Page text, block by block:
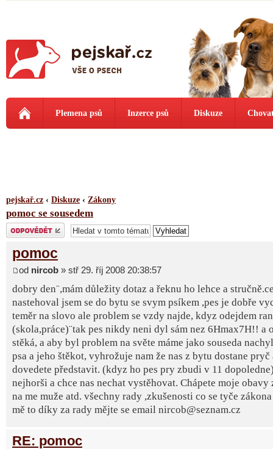
Plemena psů Inzerce psů Diskuze
pejskař.cz ‹ Diskuze ‹ Zákony
pomoc se sousedem
Odeslat odpověď
pomoc
od nircob » stř 29. říj 2008 20:38:57
dobry den¨,mám důležity dotaz a řeknu ho lehce a
nastehoval jsem se do bytu se svym psíkem ,pes je dobře
teměr na slovo ale problem se vzdy najde, kdyz odejdem
(skola,práce)¨tak pes nikdy neni dyl sám nez 6Hmax7H!! a
stěká, a aby byl problem na světe máme jako souseda
psa a jeho štěkot, vyhrožuje nam že nas z bytu dostane
dovedete představit. (kdyz ho pes pry zbudi v 11
nejhorši a chce nas nechat vystěhovat. Chápete moje
na me muže atd. všechny rady ,zkušenosti co se tyče
mě to díky za rady mějte se email nircob@seznam.cz
RE: pomoc